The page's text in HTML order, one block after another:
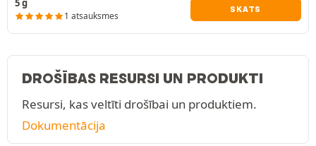
1 atsauksmes
SKATS
DROŠĪBAS RESURSI UN PRODUKTI
Resursi, kas veltīti drošībai un produktiem.
Dokumentācija